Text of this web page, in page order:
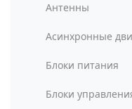
Антенны
Асинхронные
Блоки питания
Блоки